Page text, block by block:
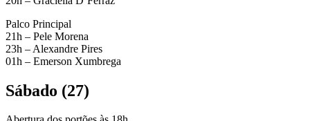
Palco Principal
21h – Pele Morena
23h – Alexandre Pires
01h – Emerson Xumbrega
Sábado (27)